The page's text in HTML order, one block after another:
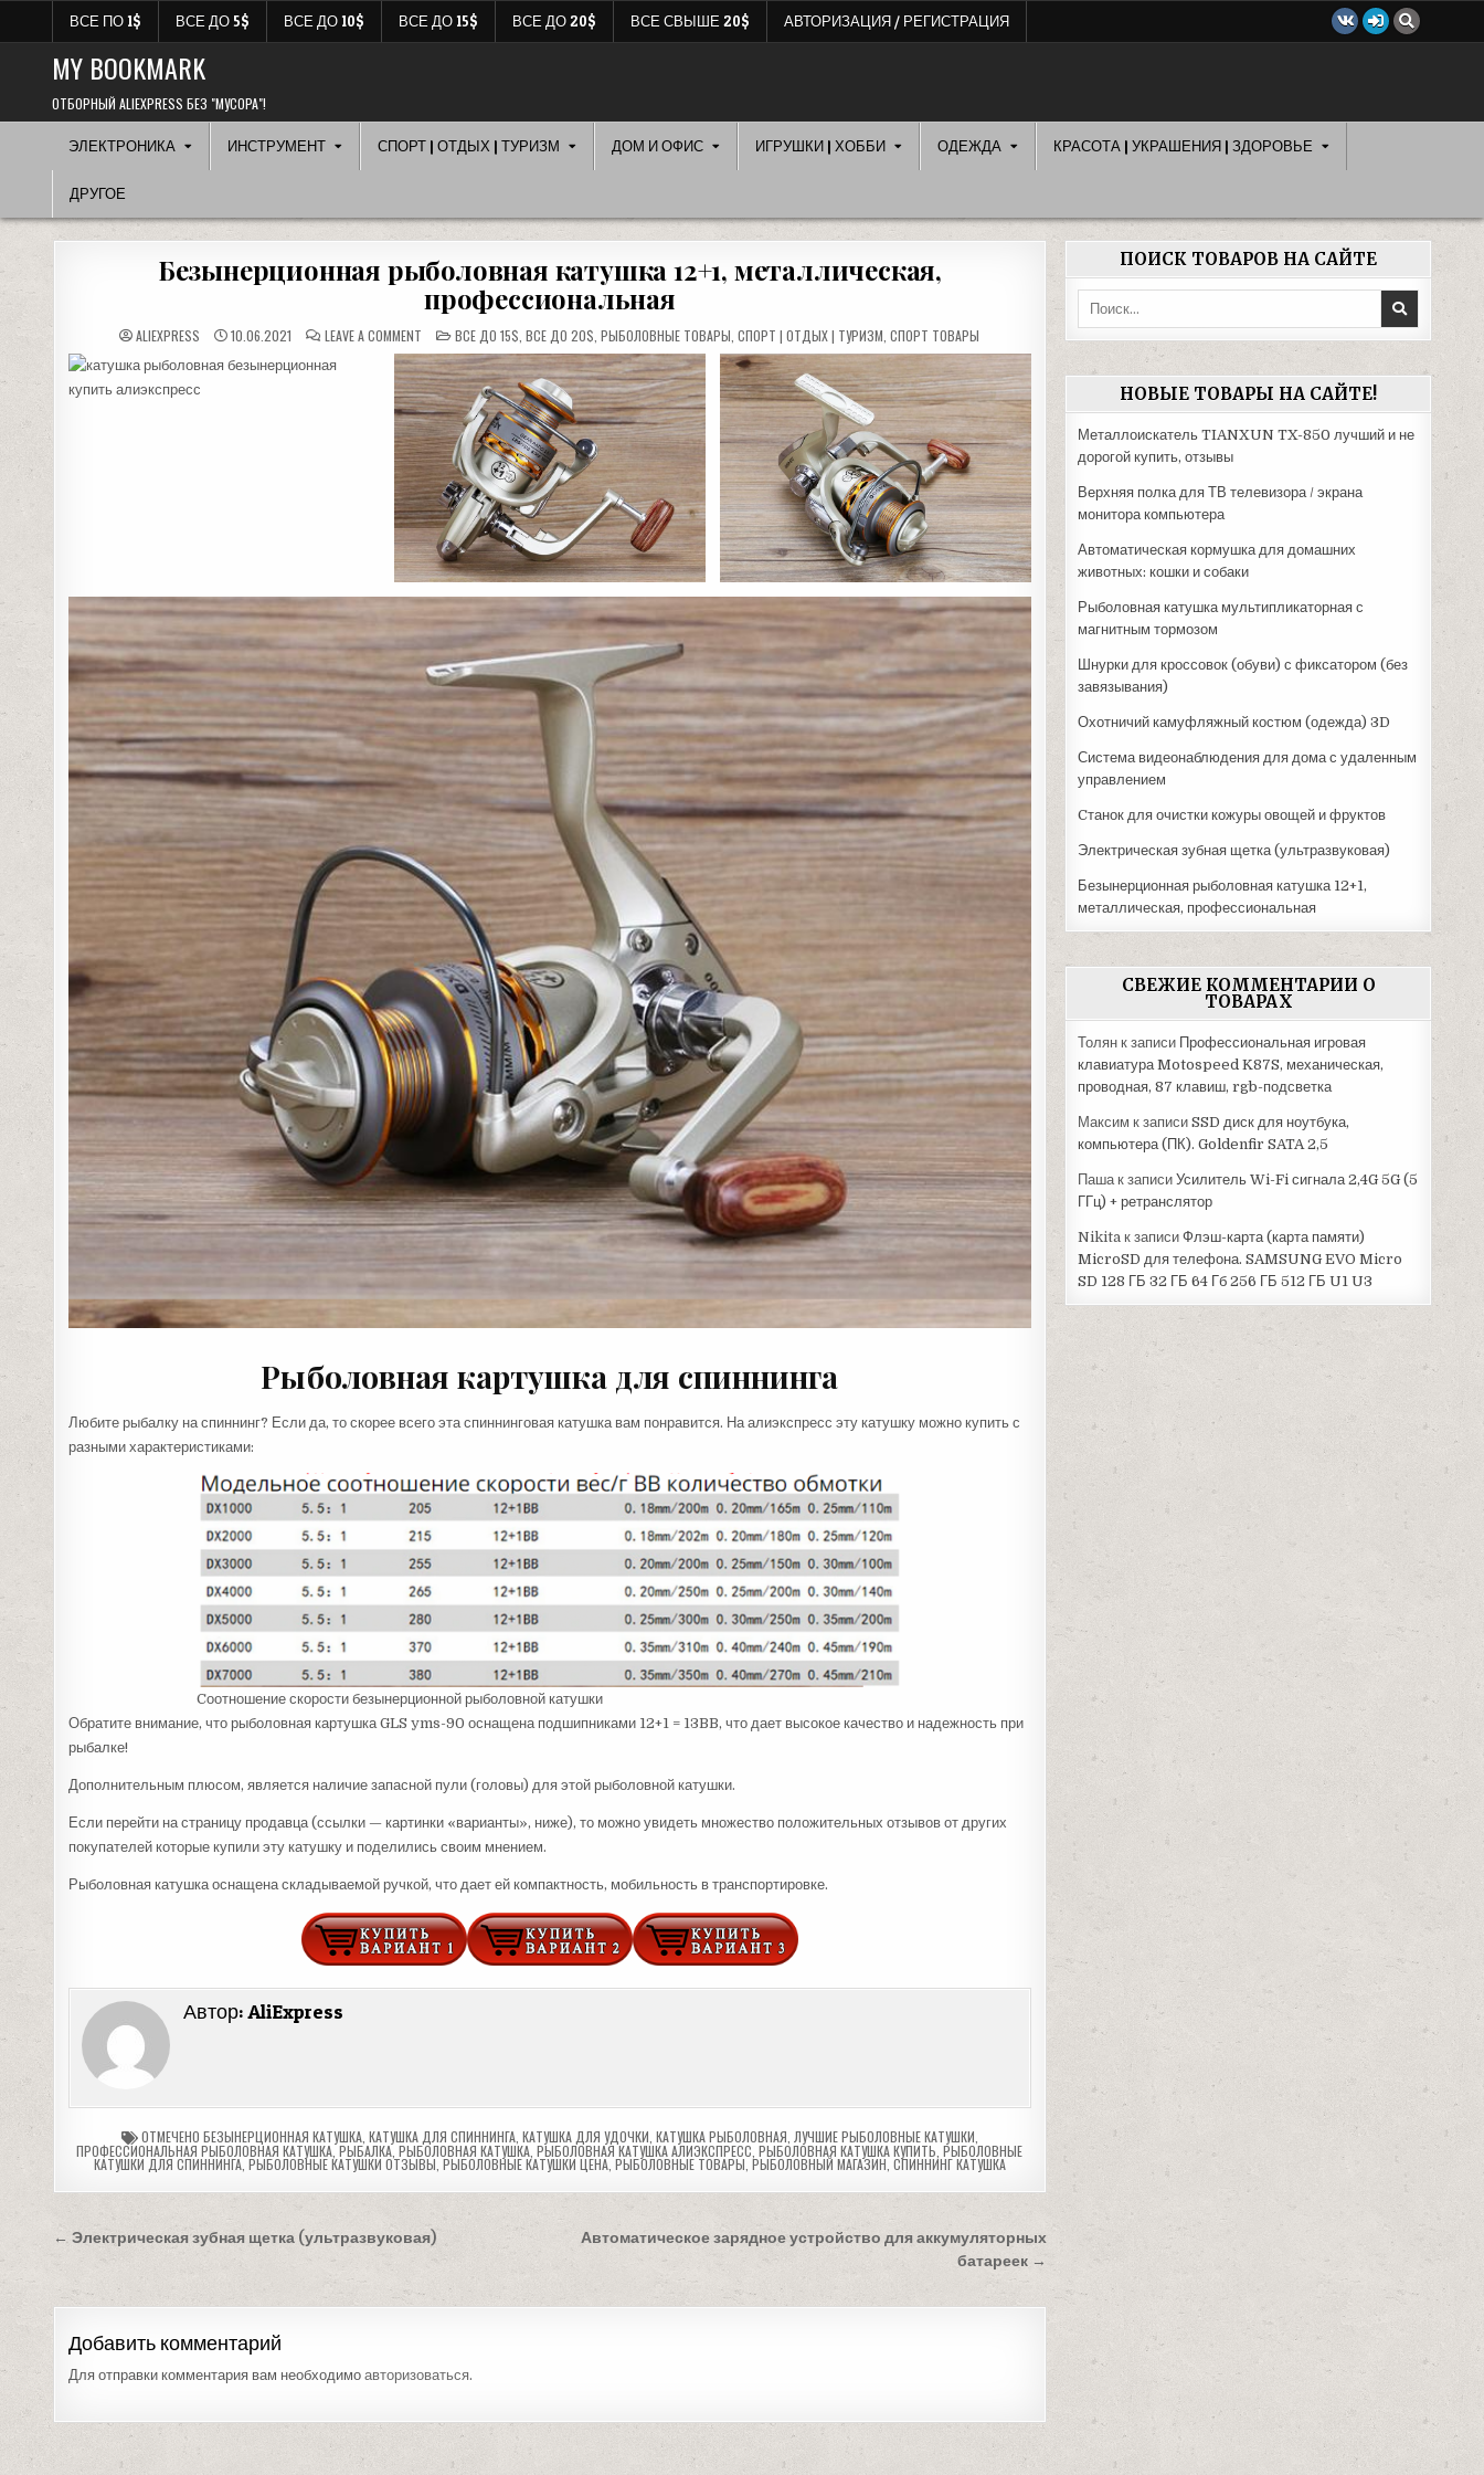
ВСЕ ПО 1$ ВСЕ ДО 5$ ВСЕ ДО 10$ ВСЕ ДО 15$ ВСЕ ДО 20$ ВСЕ СВЫШЕ 20$ АВТОРИЗАЦИЯ / РЕГИСТРАЦИЯ
MY BOOKMARK
ОТБОРНЫЙ ALIEXPRESS БЕЗ "МУСОРА"!
ЭЛЕКТРОНИКА ИНСТРУМЕНТ СПОРТ | ОТДЫХ | ТУРИЗМ ДОМ И ОФИС ИГРУШКИ | ХОББИ ОДЕЖДА КРАСОТА | УКРАШЕНИЯ | ЗДОРОВЬЕ
ДРУГОЕ
Безынерционная рыболовная катушка 12+1, металлическая,
профессиональная
ALIEXPRESS 10.06.2021 LEAVE A COMMENT ON
БЕЗЫНЕРЦИОННАЯ
РЫБОЛОВНАЯ
КАТУШКА
12+1,
МЕТАЛЛИЧЕСКАЯ,
ПРОФЕССИОНАЛЬНАЯ
POSTED
IN
ВСЕ ДО 15$ ,ВСЕ ДО 20$ ,РЫБОЛОВНЫЕ ТОВАРЫ ,СПОРТ | ОТДЫХ | ТУРИЗМ ,СПОРТ ТОВАРЫ
Рыболовная картушка для спиннинга
Любите рыбалку на спиннинг? Если да, то скорее всего эта спиннинговая катушка вам понравится. На алиэкспресс эту катушку можно купить с
разными характеристиками:
Cоотношение скорости безынерционной рыболовной катушки
Обратите внимание, что рыболовная картушка GLS yms-90 оснащена подшипниками 12+1 = 13BB, что дает высокое качество и надежность при
рыбалке!
Дополнительным плюсом, является наличие запасной пули (головы) для этой рыболовной катушки.
Если перейти на страницу продавца (ссылки — картинки «варианты», ниже), то можно увидеть множество положительных отзывов от других
покупателей которые купили эту катушку и поделились своим мнением.
Рыболовная катушка оснащена складываемой ручкой, что дает ей компактность, мобильность в транспортировке.
Автор:AliExpress
ОТМЕЧЕНО БЕЗЫНЕРЦИОННАЯ КАТУШКА, КАТУШКА ДЛЯ СПИННИНГА, КАТУШКА ДЛЯ УДОЧКИ КАТУШКА РЫБОЛОВНАЯ ЛУЧШИЕ РЫБОЛОВНЫЕ КАТУШКИ
ПРОФЕССИОНАЛЬНАЯ РЫБОЛОВНАЯ КАТУШКА,РЫБАЛКА,РЫБОЛОВНАЯ КАТУШКА ,РЫБОЛОВНАЯ КАТУШКА АЛИЭКСПРЕСС ,РЫБОЛОВНАЯ КАТУШКА КУПИТЬ ,РЫБОЛОВНЫЕ
КАТУШКИ ДЛЯ СПИННИНГА, РЫБОЛОВНЫЕ КАТУШКИ ОТЗЫВЫ РЫБОЛОВНЫЕ КАТУШКИ ЦЕНА, РЫБОЛОВНЫЕ ТОВАРЫ РЫБОЛОВНЫЙ МАГАЗИН СПИННИНГ КАТУШКА
Навигация
по
записям
Автоматическое зарядное устройство для аккумуляторных
батареек →
← Электрическая зубная щетка (ультразвуковая)
Добавить комментарий
Для отправки комментария вам необходимо авторизоваться.
ПОИСК ТОВАРОВ НА САЙТЕ
Поиск:
НОВЫЕ ТОВАРЫ НА САЙТЕ!
Металлоискатель TIANXUN TX-850 лучший и не
дорогой купить, отзывы
Верхняя полка для ТВ телевизора / экрана
монитора компьютера
Автоматическая кормушка для домашних
животных: кошки и собаки
Рыболовная катушка мультипликаторная с
магнитным тормозом
Шнурки для кроссовок (обуви) с фиксатором (без
завязывания)
Охотничий камуфляжный костюм (одежда) 3D
Система видеонаблюдения для дома с удаленным
управлением
Cтанок для очистки кожуры овощей и фруктов
Электрическая зубная щетка (ультразвуковая)
Безынерционная рыболовная катушка 12+1,
металлическая, профессиональная
СВЕЖИЕ КОММЕНТАРИИ О
ТОВАРАХ
Толян к записи Профессиональная игровая
клавиатура Motospeed K87S, механическая,
проводная, 87 клавиш, rgb-подсветка
Максим к записиSSD диск для ноутбука,
компьютера (ПК). Goldenfir SATA 2,5
Пашак записиУсилитель Wi-Fi сигнала 2,4G 5G (5
ГГц) + ретранслятор
Nikita к записиФлэш-карта (карта памяти)
MicroSD для телефона. SAMSUNG EVO Micro
SD 128 ГБ 32 ГБ 64 Гб 256 ГБ 512 ГБ U1 U3